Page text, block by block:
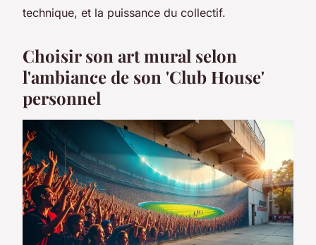
technique, et la puissance du collectif.
Choisir son art mural selon
l'ambiance de son 'Club House'
personnel